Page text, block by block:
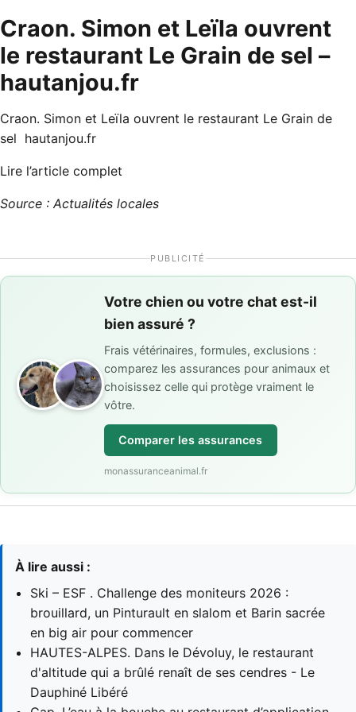
Craon. Simon et Leïla ouvrent
le restaurant Le Grain de sel –
hautanjou.fr
Craon. Simon et Leïla ouvrent le restaurant Le Grain de
sel hautanjou.fr
Lire l’article complet
Source : Actualités locales
PUBLICITÉ
Votre chien ou votre chat est-il
bien assuré ?
Frais vétérinaires, formules, exclusions :
comparez les assurances pour animaux et
choisissez celle qui protège vraiment le
vôtre.
Comparer les assurances
monassuranceanimal.fr
À lire aussi :
Ski – ESF . Challenge des moniteurs 2026 :
brouillard, un Pinturault en slalom et Barin sacrée
en big air pour commencer
HAUTES-ALPES. Dans le Dévoluy, le restaurant
d'altitude qui a brûlé renaît de ses cendres - Le
Dauphiné Libéré